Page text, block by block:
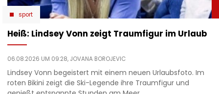
sport
Heiß: Lindsey Vonn zeigt Traumfigur im Urlaub
06.08.2026 UM 09:28, JOVANA BOROJEVIC
Lindsey Vonn begeistert mit einem neuen Urlaubsfoto. Im
roten Bikini zeigt die Ski-Legende ihre Traumfigur und